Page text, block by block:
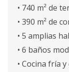
• 740 m² de
• 390 m² de
• 5 amplias
• 6 baños
• Cocina fría